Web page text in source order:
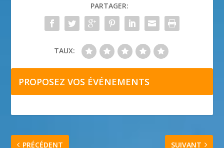
PARTAGER:
TAUX:
PROPOSEZ VOS ÉVÉNEMENTS
PRÉCÉDENT SUIVANT